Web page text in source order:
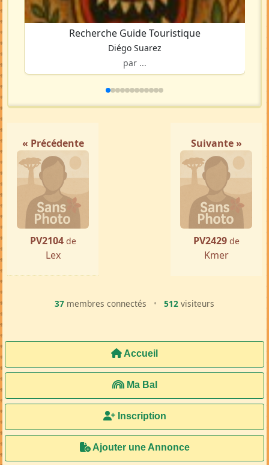
Recherche Guide Touristique
Diégo Suarez
par ...
« Précédente
PV2104 de
Lex
Suivante »
PV2429 de
Kmer
37 membres connectés • 512 visiteurs
Accueil
Ma Bal
Inscription
Ajouter une Annonce